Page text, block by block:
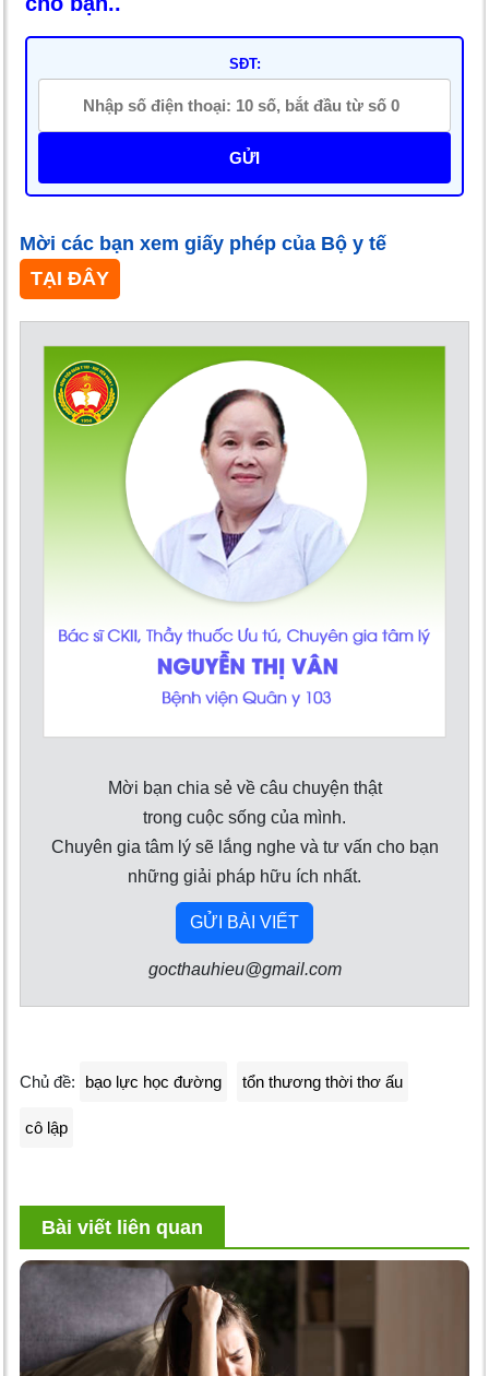
SĐT:
GỬI
Mời các bạn xem giấy phép của Bộ y tế
TẠI ĐÂY
Mời bạn chia sẻ về câu chuyện thật
trong cuộc sống của mình.
Chuyên gia tâm lý sẽ lắng nghe và tư vấn cho bạn
những giải pháp hữu ích nhất.
GỬI BÀI VIẾT
gocthauhieu@gmail.com
Chủ đề: bạo lực học đường tổn thương thời thơ ấu
cô lập
Bài viết liên quan